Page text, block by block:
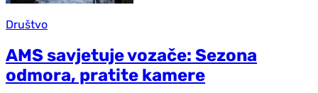
Društvo
AMS savjetuje vozače: Sezona
odmora, pratite kamere